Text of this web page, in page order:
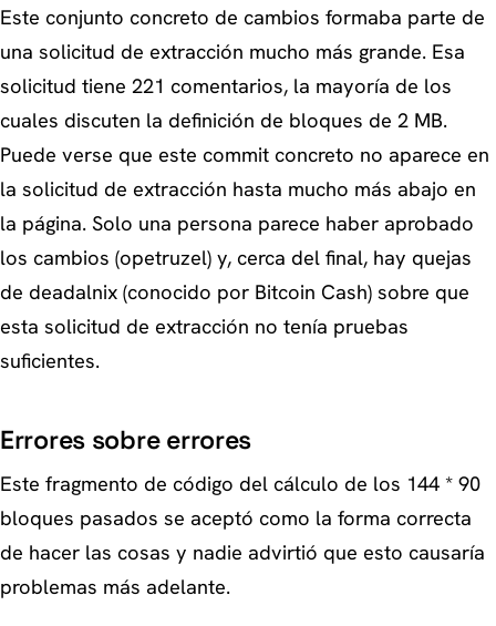
Este conjunto concreto de cambios formaba parte de
una solicitud de extracción mucho más grande. Esa
solicitud tiene 221 comentarios, la mayoría de los
cuales discuten la definición de bloques de 2 MB.
Puede verse que este commit concreto no aparece en
la solicitud de extracción hasta mucho más abajo en
la página. Solo una persona parece haber aprobado
los cambios (opetruzel) y, cerca del final, hay quejas
de deadalnix (conocido por Bitcoin Cash) sobre que
esta solicitud de extracción no tenía pruebas
suficientes.
Errores sobre errores
Este fragmento de código del cálculo de los 144 * 90
bloques pasados se aceptó como la forma correcta
de hacer las cosas y nadie advirtió que esto causaría
problemas más adelante.